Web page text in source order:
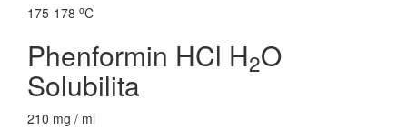
175-178 oC
Phenformin HCl H2O
Solubilita
210 mg / ml